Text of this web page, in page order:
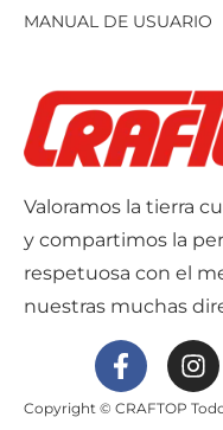
Valoramos la tierra
y compartimos la
respetuosa con el
nuestras muchas
Copyright © CRAFTOP
MANUAL DE USUARIO